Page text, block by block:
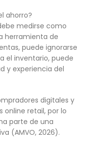
ahorro?
medirse como
herramienta de
puede ignorarse
el inventario, puede
y experiencia del
digitales y
online retail, por lo
parte de una
(AMVO, 2026).